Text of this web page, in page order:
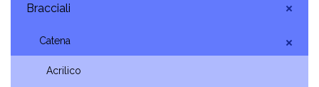
Bracciali
Catena
Acrilico